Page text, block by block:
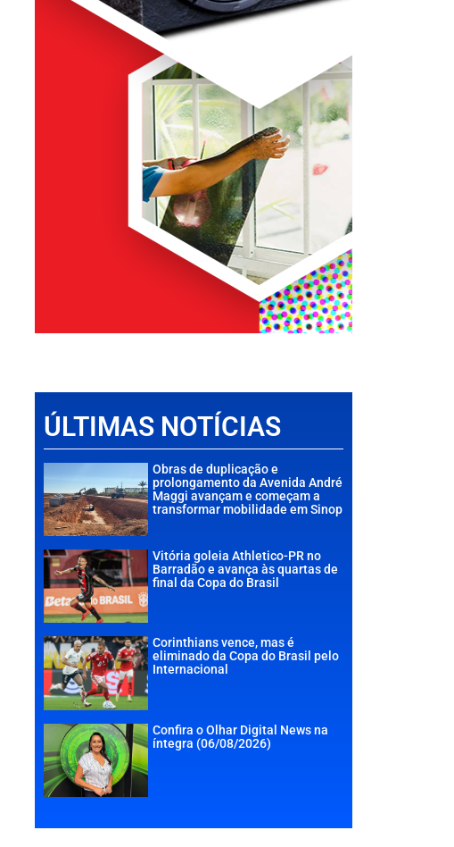
ÚLTIMAS NOTÍCIAS
Obras de duplicação e
prolongamento da Avenida André
Maggi avançam e começam a
transformar mobilidade em Sinop
Vitória goleia Athletico-PR no
Barradão e avança às quartas de
final da Copa do Brasil
Corinthians vence, mas é
eliminado da Copa do Brasil pelo
Internacional
Confira o Olhar Digital News na
íntegra (06/08/2026)